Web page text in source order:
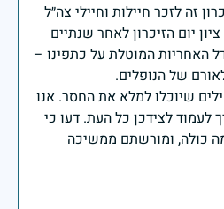
זה לזכר חיילות וחיילי צה״ל
יום הזיכרון לאחר שנתיים
האחריות המוטלת על כתפינו –
שיוכלו למלא את החסר. אנו
לעמוד לצידכן כל העת. דעו כי
כולה, ומורשתם ממשיכה